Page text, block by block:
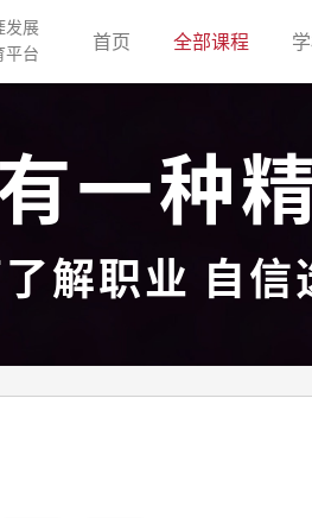
发展
平台
首页(current)全部课程
一种
解职业 自信